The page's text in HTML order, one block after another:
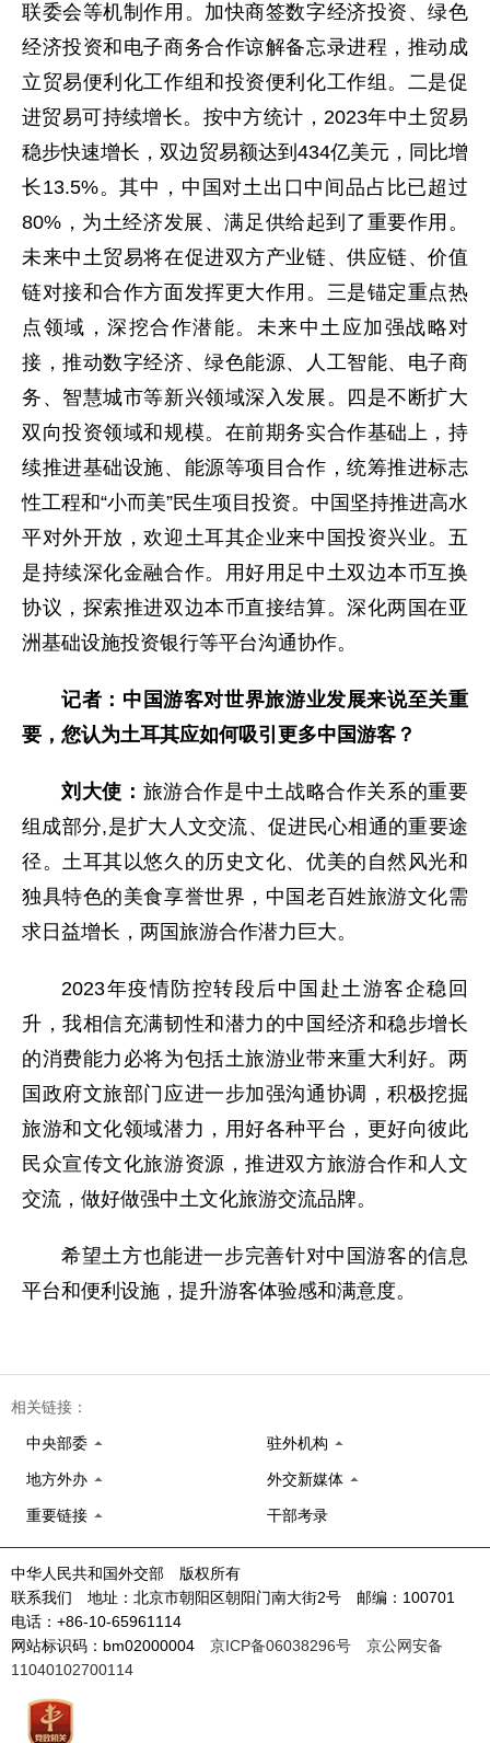
联委会等机制作用。加快商签数字经济投资、绿色
经济投资和电子商务合作谅解备忘录进程，推动成
立贸易便利化工作组和投资便利化工作组。二是促
进贸易可持续增长。按中方统计，2023年中土贸易
稳步快速增长，双边贸易额达到434亿美元，同比增
长13.5%。其中，中国对土出口中间品占比已超过
80%，为土经济发展、满足供给起到了重要作用。
未来中土贸易将在促进双方产业链、供应链、价值
链对接和合作方面发挥更大作用。三是锚定重点热
点领域，深挖合作潜能。未来中土应加强战略对
接，推动数字经济、绿色能源、人工智能、电子商
务、智慧城市等新兴领域深入发展。四是不断扩大
双向投资领域和规模。在前期务实合作基础上，持
续推进基础设施、能源等项目合作，统筹推进标志
性工程和“小而美”民生项目投资。中国坚持推进高水
平对外开放，欢迎土耳其企业来中国投资兴业。五
是持续深化金融合作。用好用足中土双边本币互换
协议，探索推进双边本币直接结算。深化两国在亚
洲基础设施投资银行等平台沟通协作。
记者：中国游客对世界旅游业发展来说至关重
要，您认为土耳其应如何吸引更多中国游客？
刘大使： 旅游合作是中土战略合作关系的重要
组成部分,是扩大人文交流、促进民心相通的重要途
径。土耳其以悠久的历史文化、优美的自然风光和
独具特色的美食享誉世界，中国老百姓旅游文化需
求日益增长，两国旅游合作潜力巨大。
2023年疫情防控转段后中国赴土游客企稳回
升，我相信充满韧性和潜力的中国经济和稳步增长
的消费能力必将为包括土旅游业带来重大利好。两
国政府文旅部门应进一步加强沟通协调，积极挖掘
旅游和文化领域潜力，用好各种平台，更好向彼此
民众宣传文化旅游资源，推进双方旅游合作和人文
交流，做好做强中土文化旅游交流品牌。
希望土方也能进一步完善针对中国游客的信息
平台和便利设施，提升游客体验感和满意度。
相关链接：
中央部委 驻外机构
地方外办 外交新媒体
重要链接 干部考录
中华人民共和国外交部 版权所有
联系我们 地址：北京市朝阳区朝阳门南大街2号 邮编：100701
电话：+86-10-65961114
网站标识码：bm02000004 京ICP备06038296号
京公网安备
11040102700114